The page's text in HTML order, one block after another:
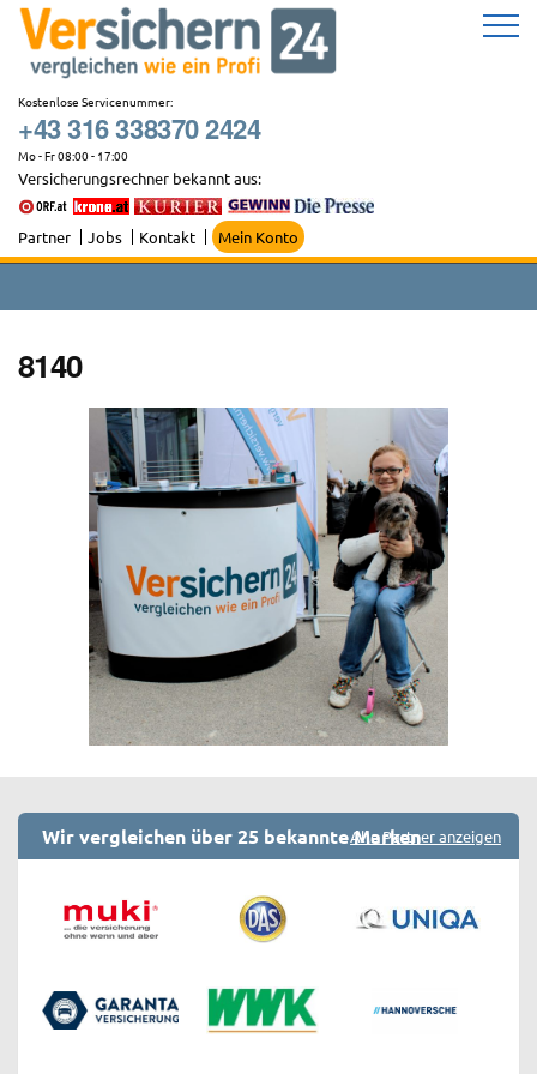
Zum
Inhalt
springen
Kostenlose Servicenummer:
+43 316 338370 2424
Mo - Fr 08:00 - 17:00
Versicherungsrechner bekannt aus:
Partner Jobs Kontakt Mein Konto
8140
Wir vergleichen über 25 bekannte MarkenAlle Partner anzeigen